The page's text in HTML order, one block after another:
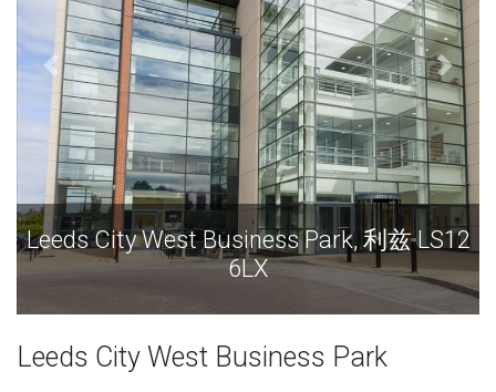
Leeds City West Business Park, 利兹 LS12
6LX
Leeds City West Business Park